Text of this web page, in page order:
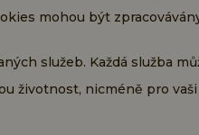
mohou být
služeb. Každá služba
životnost, nicméně pro